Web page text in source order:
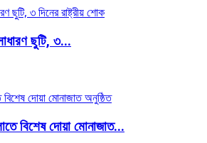
ছুটি, ৩...
বিশেষ দোয়া মোনাজাত...